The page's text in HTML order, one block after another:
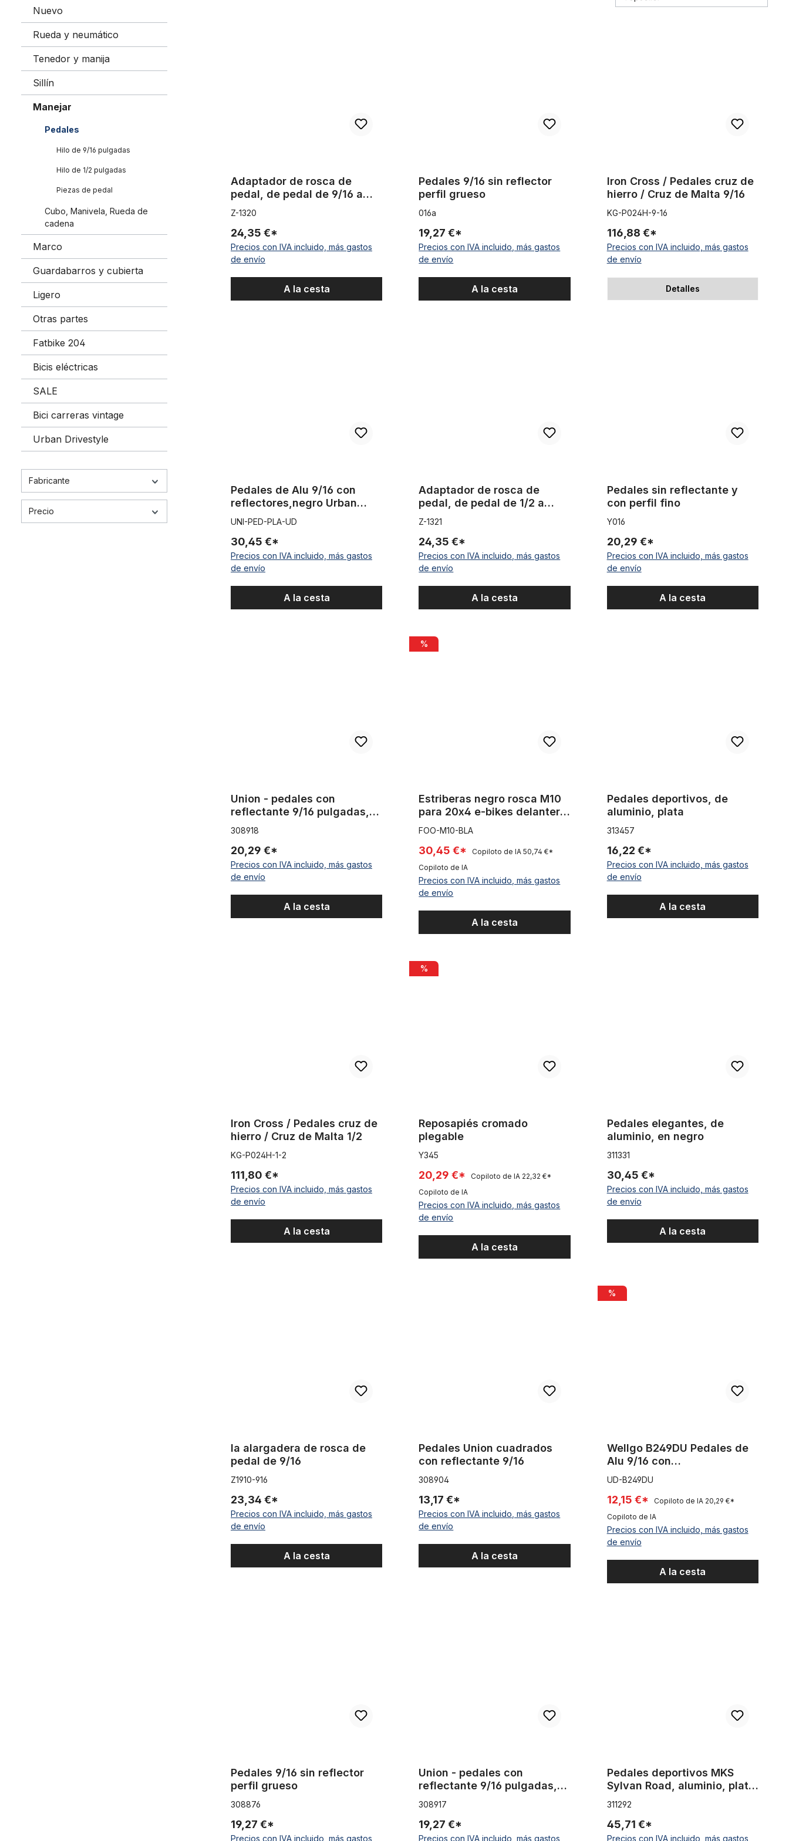
Nuevo
Rueda y neumático
Tenedor y manija
Sillín
Manejar
Pedales
Hilo de 9/16 pulgadas
Hilo de 1/2 pulgadas
Piezas de pedal
Cubo, Manivela, Rueda de
cadena
Marco
Guardabarros y cubierta
Ligero
Otras partes
Fatbike 204
Bicis eléctricas
SALE
Bici carreras vintage
Urban Drivestyle
Fabricante
Precio
Adaptador de rosca de
pedal, de pedal de 9/16 a
biela de pieza única 1/2
pulgadas
Z-1320
24,35 €*
Precios con IVA incluido, más gastos
de envío
A la cesta
Pedales 9/16 sin reflector
perfil grueso
016a
19,27 €*
Precios con IVA incluido, más gastos
de envío
A la cesta
Iron Cross / Pedales cruz de
hierro / Cruz de Malta 9/16
KG-P024H-9-16
116,88 €*
Precios con IVA incluido, más gastos
de envío
Detalles
Pedales de Alu 9/16 con
reflectores,negro Urban
Drivestyle
UNI-PED-PLA-UD
30,45 €*
Precios con IVA incluido, más gastos
de envío
A la cesta
Adaptador de rosca de
pedal, de pedal de 1/2 a
biela de tres piezas 9/16
pulgadas
Z-1321
24,35 €*
Precios con IVA incluido, más gastos
de envío
A la cesta
Pedales sin reflectante y
con perfil fino
Y016
20,29 €*
Precios con IVA incluido, más gastos
de envío
A la cesta
Union - pedales con reflectante 9/16 pulgadas, en marrón
Union - pedales con
reflectante 9/16 pulgadas,
en marrón
308918
20,29 €*
Precios con IVA incluido, más gastos
de envío
A la cesta
Estriberas negro rosca M10 para 20x4 e-bikes delantera / trasera
%
Estriberas negro rosca M10
para 20x4 e-bikes delantera
/ trasera
FOO-M10-BLA
30,45 €* Copiloto de IA50,74 €*
Copiloto de IA
Precios con IVA incluido, más gastos
de envío
A la cesta
Pedales deportivos, de
aluminio, plata
313457
16,22 €*
Precios con IVA incluido, más gastos
de envío
A la cesta
Iron Cross / Pedales cruz de hierro / Cruz de Malta 1/2
Iron Cross / Pedales cruz de
hierro / Cruz de Malta 1/2
KG-P024H-1-2
111,80 €*
Precios con IVA incluido, más gastos
de envío
A la cesta
Reposapiés cromado plegable
%
Reposapiés cromado
plegable
Y345
20,29 €* Copiloto de IA 22,32 €*
Copiloto de IA
Precios con IVA incluido, más gastos
de envío
A la cesta
Pedales elegantes, de
aluminio, en negro
311331
30,45 €*
Precios con IVA incluido, más gastos
de envío
A la cesta
la alargadera de rosca de
pedal de 9/16
Z1910-916
23,34 €*
Precios con IVA incluido, más gastos
de envío
A la cesta
Pedales Union cuadrados
con reflectante 9/16
308904
13,17 €*
Precios con IVA incluido, más gastos
de envío
A la cesta
Wellgo B249DU Pedales de Alu 9/16 con
%
Wellgo B249DU Pedales de
Alu 9/16 con
reflectores,negro
UD-B249DU
12,15 €* Copiloto de IA 20,29 €*
Copiloto de IA
Precios con IVA incluido, más gastos
de envío
A la cesta
Pedales 9/16 sin reflector
perfil grueso
308876
19,27 €*
Precios con IVA incluido, más gastos
Union - pedales con
reflectante 9/16 pulgadas,
en negro
308917
19,27 €*
Precios con IVA incluido, más gastos
Pedales deportivos MKS
Sylvan Road, aluminio, plata
/ negro*
311292
45,71 €*
Precios con IVA incluido, más gastos